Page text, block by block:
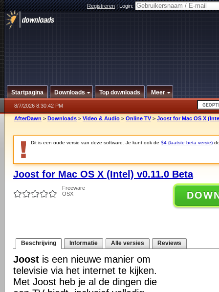
Registreren|Login:
Startpagina Downloads Top downloads Meer
8/7/2026 8:30:42 PM
AfterDawn > Downloads > Video & Audio > Online TV > Joost for Mac OS X
Dit is een oude versie van deze software. Je kunt ook de $4 (laatste beta versie)
Joost for Mac OS X (Intel) v0.11.0 Beta
Freeware
OSX
Beschrijving Informatie Alle versies Reviews
Joost is een nieuwe manier om
televisie via het internet te kijken.
Met Joost heb je al de dingen die